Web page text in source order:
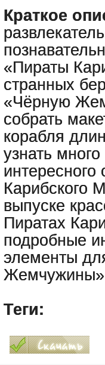
Краткое
«Пираты
странных
«Чёрную
собрать
корабля
узнать
интересного
Карибского
выпуске
Пиратах
подробные
элементы
Теги: